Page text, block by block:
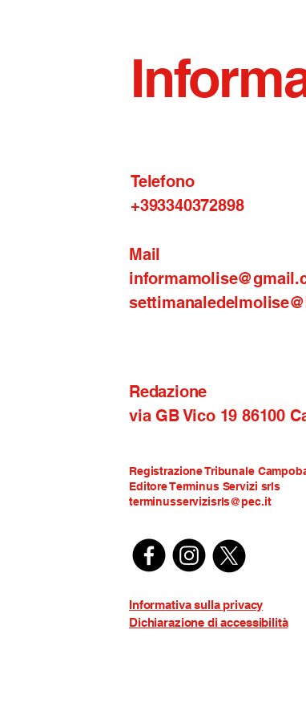
Telefono
+393340372898
Mail
Redazione
via GB Vico 19 86100
Registrazione Tribunale
Editore Terminus Servizi srls
terminusservizisrls@pec.it
Informativa sulla privacy
Dichiarazione di accessibilità